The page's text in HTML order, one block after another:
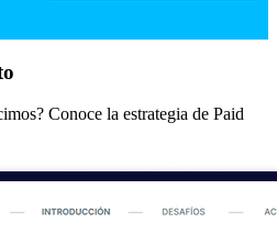
Conoce la estrategia de Paid